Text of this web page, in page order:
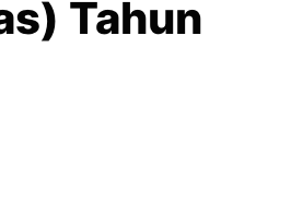
Tahun